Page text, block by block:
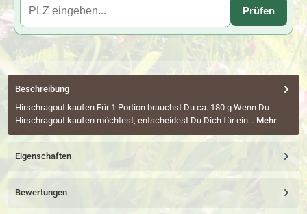
Prüfen
Beschreibung
Hirschragout kaufen Für 1 Portion brauchst Du ca. 180 g Wenn Du
Hirschragout kaufen möchtest, entscheidest Du Dich für ein… Mehr
Eigenschaften
Bewertungen